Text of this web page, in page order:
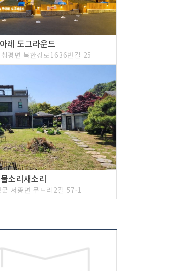
레 도그라운드
평면 북한강로1636번길 25
물소리새소리
군 서종면 무드리2길 57-1